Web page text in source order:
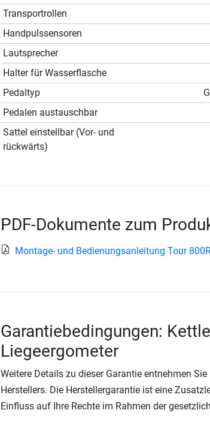
Transportrollen
Handpulssensoren
Lautsprecher
Halter für Wasserflasche
Pedaltyp
Pedalen austauschbar
Sattel einstellbar (Vor- und
rückwärts)
PDF-Dokumente zum
Montage- und Bedienungsanleitung Tour 800R
Garantiebedingungen:
Liegeergometer
Weitere Details zu dieser Garantie entnehmen
Herstellers. Die Herstellergarantie ist eine
Einfluss auf Ihre Rechte im Rahmen der